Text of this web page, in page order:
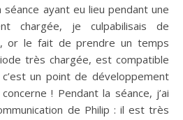
ayant eu lieu pendant une
chargée, je culpabilisais de
or le fait de prendre un temps
très chargée, est compatible
un point de développement
! Pendant la séance, j’ai
de Philip : il est très